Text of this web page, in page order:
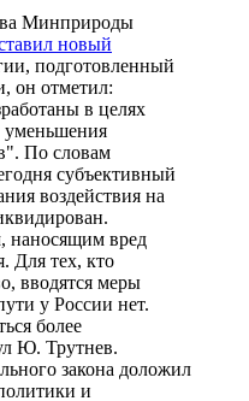
Минприроды
новый
подготовленный
он отметил:
в целях
уменьшения
По словам
субъективный
воздействия на
наносящим вред
Для тех, кто
вводятся меры
у России нет.
более
Ю. Трутнев.
закона доложил
и